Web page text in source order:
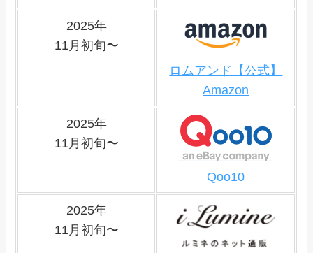
2025年
11月初旬〜
ロムアンド【公式】
Amazon
2025年
11月初旬〜
Qoo10
2025年
11月初旬〜